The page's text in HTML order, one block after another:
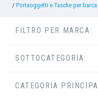
Portaoggetti e Tasche per barca
FILTRO PER MARCA:
SOTTOCATEGORIA:
CATEGORIA